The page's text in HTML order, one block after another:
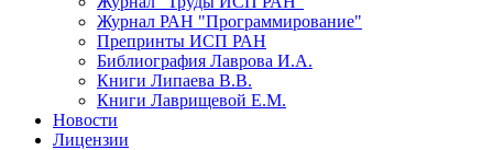
Журнал РАН "Программирование"
Препринты ИСП РАН
Библиография Лаврова И.А.
Книги Липаева В.В.
Книги Лаврищевой Е.М.
Новости
Лицензии